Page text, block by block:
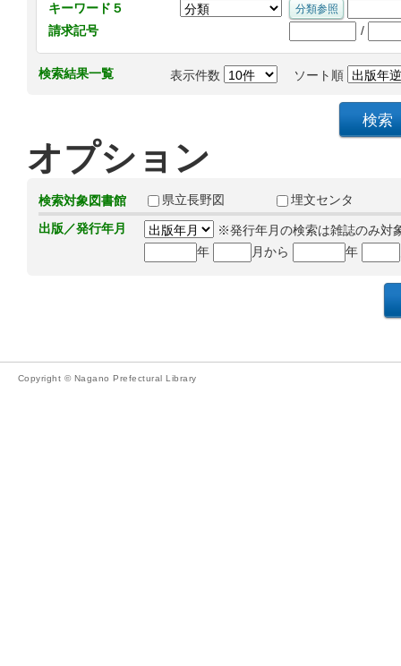
キーワード５
請求記号
/
検索結果一覧 表示件数 ソート順
オプション
検索対象図書館 県立長野図
埋文センタ
出版／発行年月
※発行年月の検索は雑誌のみ対
年
月から 年
Copyright © Nagano Prefectural Library